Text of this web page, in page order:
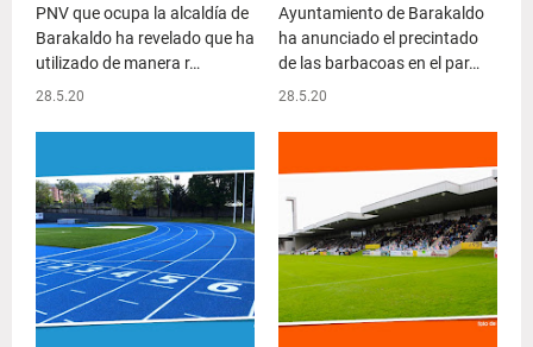
PNV que ocupa la alcaldía de
Barakaldo ha revelado que ha
utilizado de manera r…
28.5.20
Ayuntamiento de Barakaldo
ha anunciado el precintado
de las barbacoas en el par…
28.5.20